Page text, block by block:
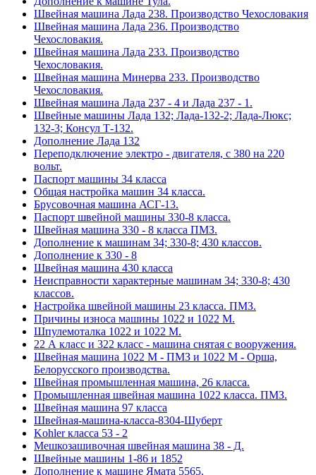
Швейная машина Лада 238. Производство Чехословакия
Швейная машина Лада 236. Производство
Чехословакия.
Швейная машина Лада 233. Производство
Чехословакия.
Швейная машина Минерва 233. Производство
Чехословакия.
Швейная машина Лада 237 - 4 и Лада 237 - 1.
Швейные машины Лада 132; Лада-132-2; Лада-Люкс;
132-3; Консул Т-132.
Дополнение Лада 132
Переподключение электро - двигателя, с 380 на 220
вольт.
Паспорт машины 34 класса
Общая настройка машин 34 класса.
Брусовочная машина АСГ-13.
Паспорт швейной машины 330-8 класса.
Швейная машина 330 - 8 класса ПМЗ.
Дополнение к машинам 34; 330-8; 430 классов.
Дополнение к 330 - 8
Швейная машина 430 класса
Неисправности характерные машинам 34; 330-8; 430
классов.
Настройка швейной машины 23 класса. ПМЗ.
Причины износа машины 1022 и 1022 М.
Шпулемоталка 1022 и 1022 М.
22 А класс и 322 класс - машина снятая с вооружения.
Швейная машина 1022 М - ПМЗ и 1022 М - Орша,
Белорусского производства.
Швейная промышленная машина, 26 класса.
Промышленная швейная машина 1022 класса. ПМЗ.
Швейная машина 97 класса
Швейная-машина-класса-8304-Шуберт
Kohler класса 53 - 2
Мешкозашивочная швейная машина 38 - Д.
Швейные машины 1-86 и 1852
Дополнение к машине Ямата 5565.